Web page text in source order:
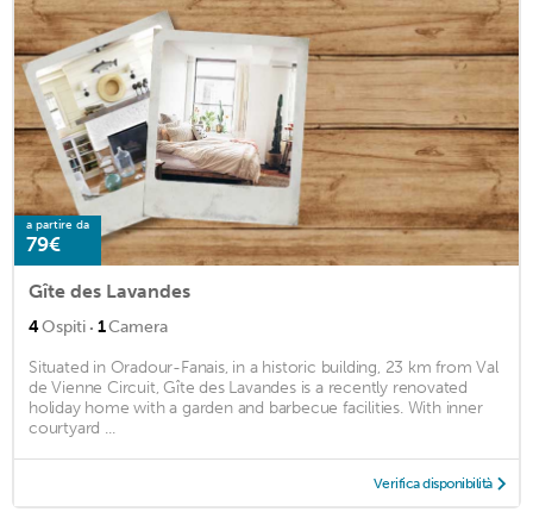
a partire da
79€
Gîte des Lavandes
4Ospiti · 1Camera
Situated in Oradour-Fanais, in a historic building, 23 km from Val
de Vienne Circuit, Gîte des Lavandes is a recently renovated
holiday home with a garden and barbecue facilities. With inner
courtyard ...
Verifica disponibilità